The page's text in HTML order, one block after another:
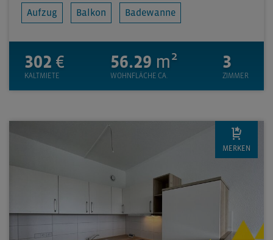
Aufzug Balkon Badewanne
302 €
KALTMIETE
56.29 m²
WOHNFLÄCHE CA.
3
ZIMMER
MERKEN